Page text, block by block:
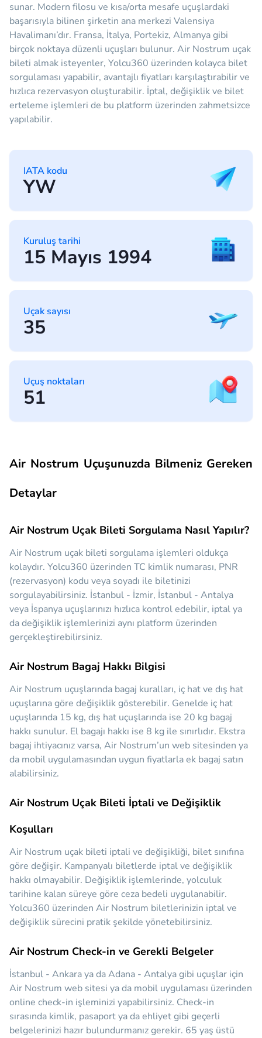
sunar. Modern filosu ve kısa/orta mesafe uçuşlardaki
başarısıyla bilinen şirketin ana merkezi Valensiya
Havalimanı’dır. Fransa, İtalya, Portekiz, Almanya gibi
birçok noktaya düzenli uçuşları bulunur. Air Nostrum uçak
bileti almak isteyenler, Yolcu360 üzerinden kolayca bilet
sorgulaması yapabilir, avantajlı fiyatları karşılaştırabilir ve
hızlıca rezervasyon oluşturabilir. İptal, değişiklik ve bilet
erteleme işlemleri de bu platform üzerinden zahmetsizce
yapılabilir.
IATA kodu
YW
Kuruluş tarihi
15 Mayıs 1994
Uçak sayısı
35
Uçuş noktaları
51
Air Nostrum Uçuşunuzda Bilmeniz Gereken
Detaylar
Air Nostrum Uçak Bileti Sorgulama Nasıl Yapılır?
Air Nostrum uçak bileti sorgulama işlemleri oldukça
kolaydır. Yolcu360 üzerinden TC kimlik numarası, PNR
(rezervasyon) kodu veya soyadı ile biletinizi
sorgulayabilirsiniz. İstanbul - İzmir, İstanbul - Antalya
veya İspanya uçuşlarınızı hızlıca kontrol edebilir, iptal ya
da değişiklik işlemlerinizi aynı platform üzerinden
gerçekleştirebilirsiniz.
Air Nostrum Bagaj Hakkı Bilgisi
Air Nostrum uçuşlarında bagaj kuralları, iç hat ve dış hat
uçuşlarına göre değişiklik gösterebilir. Genelde iç hat
uçuşlarında 15 kg, dış hat uçuşlarında ise 20 kg bagaj
hakkı sunulur. El bagajı hakkı ise 8 kg ile sınırlıdır. Ekstra
bagaj ihtiyacınız varsa, Air Nostrum’un web sitesinden ya
da mobil uygulamasından uygun fiyatlarla ek bagaj satın
alabilirsiniz.
Air Nostrum Uçak Bileti İptali ve Değişiklik
Koşulları
Air Nostrum uçak bileti iptali ve değişikliği, bilet sınıfına
göre değişir. Kampanyalı biletlerde iptal ve değişiklik
hakkı olmayabilir. Değişiklik işlemlerinde, yolculuk
tarihine kalan süreye göre ceza bedeli uygulanabilir.
Yolcu360 üzerinden Air Nostrum biletlerinizin iptal ve
değişiklik sürecini pratik şekilde yönetebilirsiniz.
Air Nostrum Check-in ve Gerekli Belgeler
İstanbul - Ankara ya da Adana - Antalya gibi uçuşlar için
Air Nostrum web sitesi ya da mobil uygulaması üzerinden
online check-in işleminizi yapabilirsiniz. Check-in
sırasında kimlik, pasaport ya da ehliyet gibi geçerli
belgelerinizi hazır bulundurmanız gerekir. 65 yaş üstü